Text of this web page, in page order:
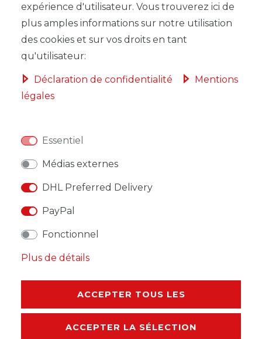
* avec TVA horsFrais de livraison
DESCRIPTION
RESPONSABLE DE L'UE
expérience d'utilisateur. Vous trouverez ici de
plus amples informations sur notre utilisation
des cookies et sur vos droits en tant
qu'utilisateur:
Déclaration de confidentialité
Mentions
légales
Essentiel
Médias externes
DHL Preferred Delivery
PayPal
Fonctionnel
Plus de détails
ACCEPTER TOUS LES
ACCEPTER LA SÉLECTION